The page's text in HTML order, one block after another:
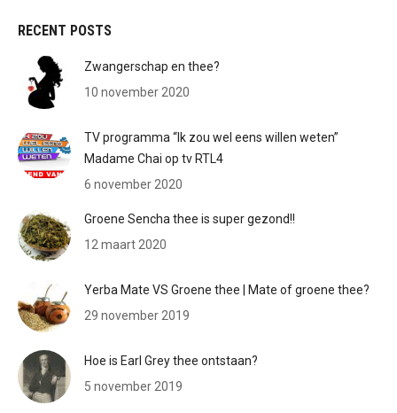
RECENT POSTS
Zwangerschap en thee?
10 november 2020
TV programma “Ik zou wel eens willen weten”
Madame Chai op tv RTL4
6 november 2020
Groene Sencha thee is super gezond!!
12 maart 2020
Yerba Mate VS Groene thee | Mate of groene thee?
29 november 2019
Hoe is Earl Grey thee ontstaan?
5 november 2019